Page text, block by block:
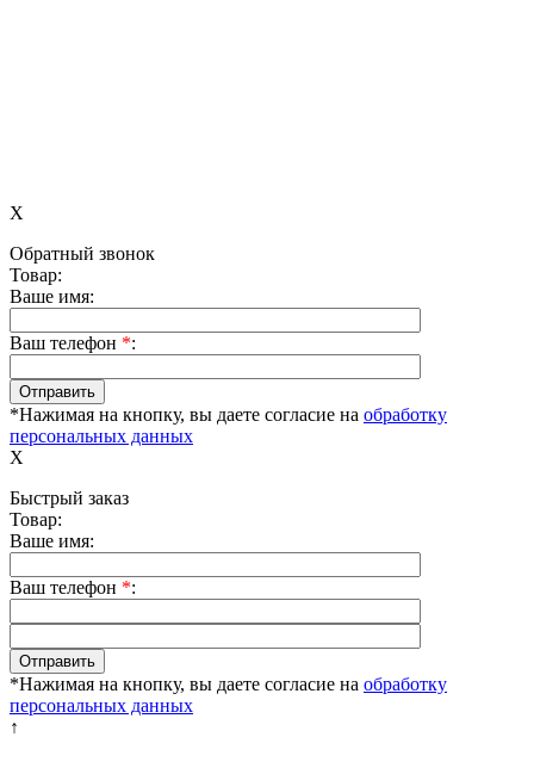
X
Обратный звонок
Товар:
Ваше имя:
Ваш телефон *:
*Нажимая на кнопку, вы даете согласие на обработку
персональных данных
X
Быстрый заказ
Товар:
Ваше имя:
Ваш телефон *:
*Нажимая на кнопку, вы даете согласие на обработку
персональных данных
↑